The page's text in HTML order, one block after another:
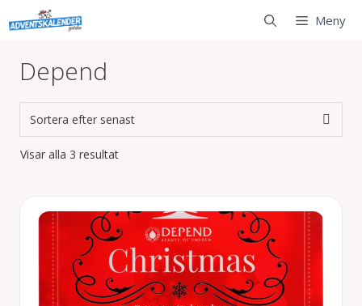
Hoppa
till
Meny
Depend
Visar alla 3 resultatSortera